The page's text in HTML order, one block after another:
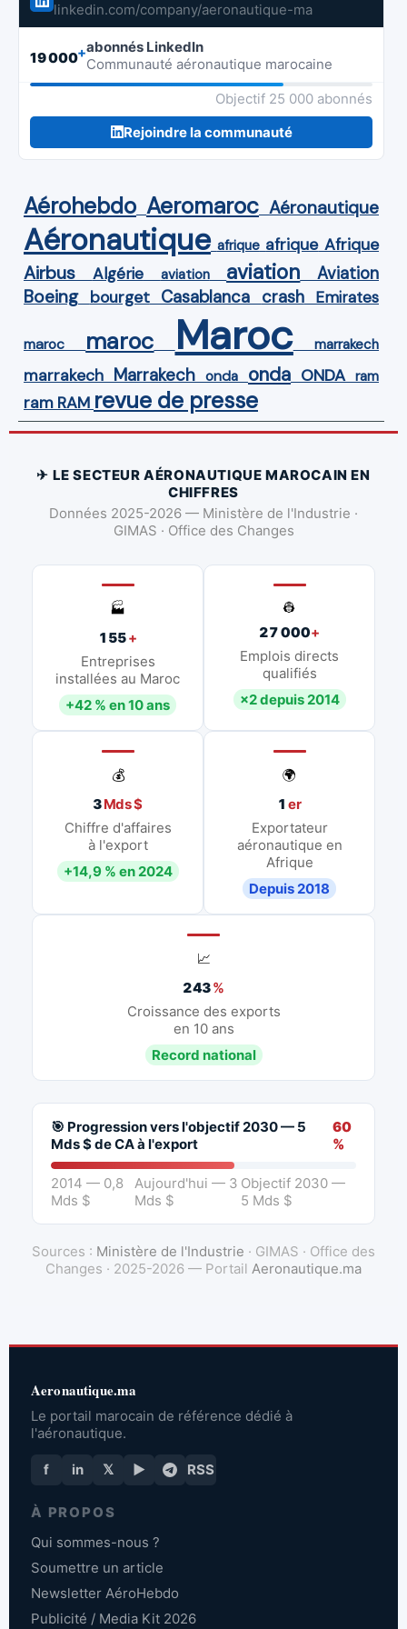
linkedin.com/company/aeronautique-ma
19 000+abonnés LinkedIn
Communauté aéronautique marocaine
Objectif 25 000 abonnés
Rejoindre la communauté
Aérohebdo Aeromaroc Aéronautique
Aéronautique afrique afrique Afrique
Airbus Algérie aviation aviation Aviation
Boeing bourget Casablanca crash Emirates
maroc maroc Maroc marrakech
marrakech Marrakech onda onda ONDA ram
ram RAM revue de presse
✈ LE SECTEUR AÉRONAUTIQUE MAROCAIN EN
CHIFFRES
Données 2025-2026 — Ministère de l'Industrie ·
GIMAS · Office des Changes
🏭
155+
Entreprises
installées au Maroc
+42 % en 10 ans
👷
27 000+
Emplois directs
qualifiés
×2 depuis 2014
💰
3Mds $
Chiffre d'affaires
à l'export
+14,9 % en 2024
🌍
1 er
Exportateur
aéronautique en
Afrique
Depuis 2018
📈
243%
Croissance des exports
en 10 ans
Record national
🎯 Progression vers l'objectif 2030 — 5
Mds $ de CA à l'export
60
%
2014 — 0,8
Mds $
Aujourd'hui — 3
Mds $
Objectif 2030 —
5 Mds $
Sources : Ministère de l'Industrie · GIMAS · Office des
Changes · 2025-2026 — Portail Aeronautique.ma
Aeronautique.ma
Le portail marocain de référence dédié à
l'aéronautique.
f in 𝕏 ▶ RSS
À PROPOS
Qui sommes-nous ?
Soumettre un article
Newsletter AéroHebdo
Publicité / Media Kit 2026